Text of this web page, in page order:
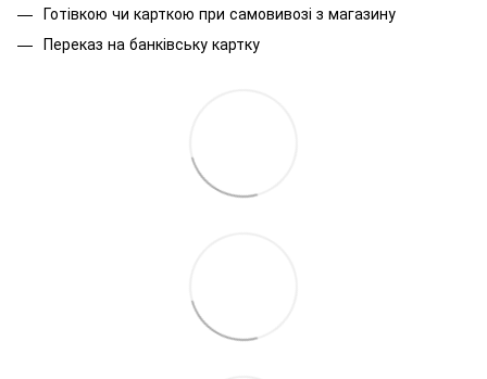
Готівкою чи карткою при самовивозі з магазину
Переказ на банківську картку